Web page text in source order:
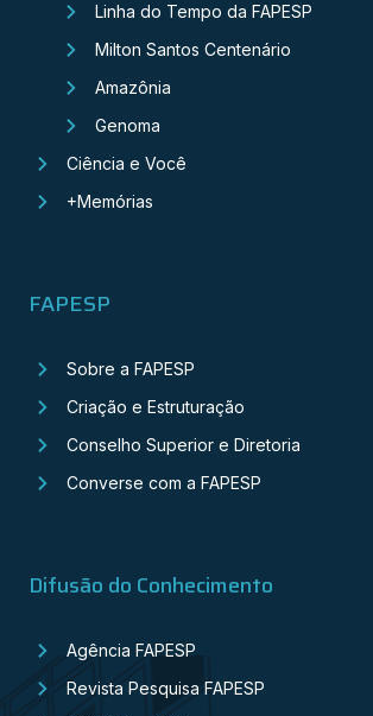
Linha do Tempo da FAPESP
Milton Santos Centenário
Amazônia
Genoma
Ciência e Você
+Memórias
FAPESP
Sobre a FAPESP
Criação e Estruturação
Conselho Superior e Diretoria
Converse com a FAPESP
Difusão do Conhecimento
Agência FAPESP
Revista Pesquisa FAPESP